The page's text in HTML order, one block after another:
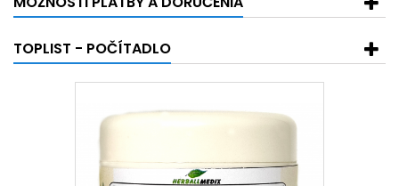
TOPLIST - POČÍTADLO